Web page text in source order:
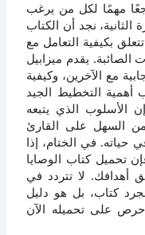
مهمًا لكل من يرغب
نجد أن الكتاب
بكيفية التعامل مع
الصائبة. يقدم ميزابيل
مع الآخرين، وكيفية
أهمية التخطيط الجيد
الأسلوب الذي يتبعه
السهل على القارئ
حياته. في الختام، إذا
تحميل كتاب الوصايا
أهدافك. لا تتردد في
كتاب، بل هو دليل
على تحميله الآن